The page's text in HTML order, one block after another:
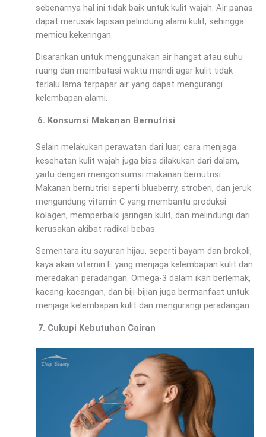
sebenarnya hal ini tidak baik untuk kulit wajah. Air panas
dapat merusak lapisan pelindung alami kulit, sehingga
memicu kekeringan.
Disarankan untuk menggunakan air hangat atau suhu
ruang dan membatasi waktu mandi agar kulit tidak
terlalu lama terpapar air yang dapat mengurangi
kelembapan alami.
Konsumsi Makanan Bernutrisi
Selain melakukan perawatan dari luar, cara menjaga
kesehatan kulit wajah juga bisa dilakukan dari dalam,
yaitu dengan mengonsumsi makanan bernutrisi.
Makanan bernutrisi seperti blueberry, stroberi, dan jeruk
mengandung vitamin C yang membantu produksi
kolagen, memperbaiki jaringan kulit, dan melindungi dari
kerusakan akibat radikal bebas.
Sementara itu sayuran hijau, seperti bayam dan brokoli,
kaya akan vitamin E yang menjaga kelembapan kulit dan
meredakan peradangan. Omega-3 dalam ikan berlemak,
kacang-kacangan, dan biji-bijian juga bermanfaat untuk
menjaga kelembapan kulit dan mengurangi peradangan.
Cukupi Kebutuhan Cairan